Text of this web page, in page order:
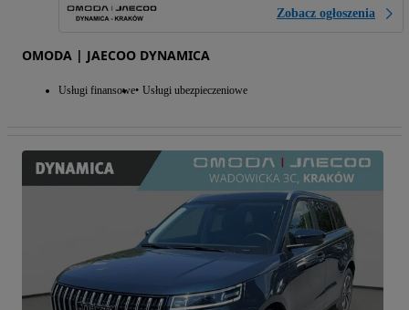
Zobacz ogłoszenia
OMODA | JAECOO DYNAMICA
Usługi finansowe Usługi ubezpieczeniowe